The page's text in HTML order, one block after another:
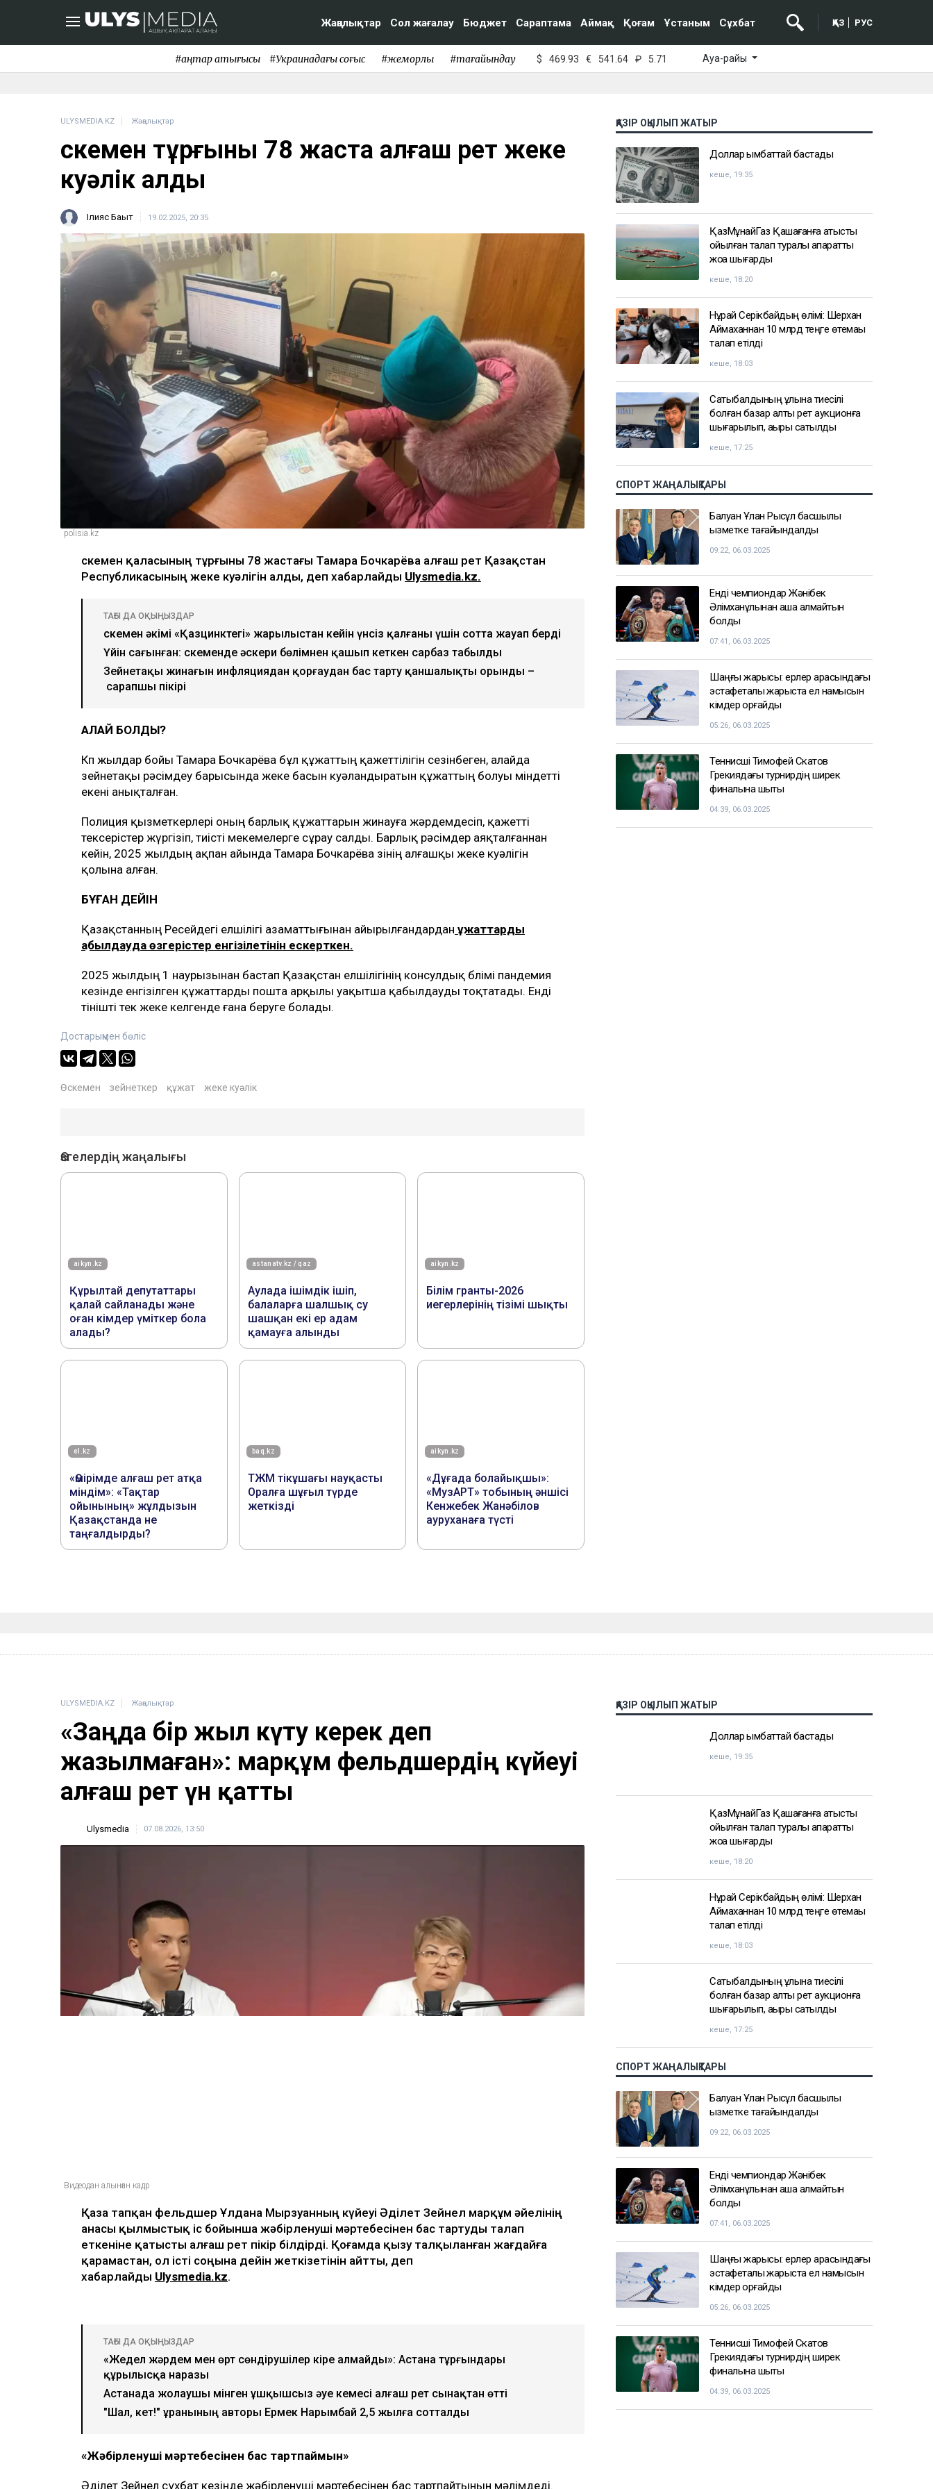
Жаңалықтар Сол жағалау Бюджет Сараптама Аймақ Қоғам Ұстаным Сұхбат ҚАЗ РУС
#қаңтар қақтығысы #Украинадағы соғыс #жемқорлық #тағайындау $ 469.93 € 541.64 ₽ 5.71 Ауа-райы
ULYSMEDIA.KZ Жаңалықтар
Өскемен тұрғыны 78 жаста алғаш рет жеке
куәлік алды
Ілияс Бақыт 19.02.2025, 20:35
polisia.kz
Өскемен қаласының тұрғыны 78 жастағы Тамара Бочкарёва алғаш рет Қазақстан
Республикасының жеке куәлігін алды, деп хабарлайды Ulysmedia.kz.
ТАҒЫ ДА ОҚЫҢЫЗДАР
Өскемен әкімі «Қазцинктегі» жарылыстан кейін үнсіз қалғаны үшін сотта жауап берді
Үйін сағынған: Өскеменде әскери бөлімнен қашып кеткен сарбаз табылды
Зейнетақы жинағын инфляциядан қорғаудан бас тарту қаншалықты орынды –
сарапшы пікірі
ҚАЛАЙ БОЛДЫ?
Көп жылдар бойы Тамара Бочкарёва бұл құжаттың қажеттілігін сезінбеген, алайда
зейнетақы рәсімдеу барысында жеке басын куәландыратын құжаттың болуы міндетті
екені анықталған.
Полиция қызметкерлері оның барлық құжаттарын жинауға жәрдемдесіп, қажетті
тексерістер жүргізіп, тиісті мекемелерге сұрау салды. Барлық рәсімдер аяқталғаннан
кейін, 2025 жылдың ақпан айында Тамара Бочкарёва өзінің алғашқы жеке куәлігін
қолына алған.
БҰҒАН ДЕЙІН
Қазақстанның Ресейдегі елшілігі азаматтығынан айырылғандардан құжаттарды
қабылдауда өзгерістер енгізілетінін ескерткен.
2025 жылдың 1 наурызынан бастап Қазақстан елшілігінің консулдық бөлімі пандемия
кезінде енгізілген құжаттарды пошта арқылы уақытша қабылдауды тоқтатады. Енді
өтінішті тек жеке келгенде ғана беруге болады.
Достарыңмен бөліс
Өскемен зейнеткер құжат жеке куәлік
ҚАЗІР ОҚЫЛЫП ЖАТЫР
Доллар қымбаттай бастады
кеше, 19:35
ҚазМұнайГаз Қашағанға қатысты
қойылған талап туралы ақпаратты
жоққа шығарды
кеше, 18:20
Нұрай Серікбайдың өлімі: Шерхан
Аймаханнан 10 млрд теңге өтемақы
талап етілді
кеше, 18:03
Сатыбалдының ұлына тиесілі
болған базар алты рет аукционға
шығарылып, ақыры сатылды
кеше, 17:25
СПОРТ ЖАҢАЛЫҚТАРЫ
Балуан Ұлан Рысқұл басшылық
қызметке тағайындалды
09:22, 06.03.2025
Енді чемпиондар Жәнібек
Әлімханұлынан қаша алмайтын
болды
07:41, 06.03.2025
Шаңғы жарысы: ерлер арасындағы
эстафеталық жарыста ел намысын
кімдер қорғайды
05:26, 06.03.2025
Теннисші Тимофей Скатов
Грекиядағы турнирдің ширек
финалына шықты
04:39, 06.03.2025
ULYSMEDIA.KZ Жаңалықтар
«Заңда бір жыл күту керек деп
жазылмаған»: марқұм фельдшердің күйеуі
алғаш рет үн қатты
Ulysmedia 07.08.2026, 13:50
Видеодан алынған кадр
Қаза тапқан фельдшер Ұлдана Мырзуанның күйеуі Әділет Зейнел марқұм әйелінің
анасы қылмыстық іс бойынша жәбірленуші мәртебесінен бас тартуды талап
еткеніне қатысты алғаш рет пікір білдірді. Қоғамда қызу талқыланған жағдайға
қарамастан, ол істі соңына дейін жеткізетінін айтты, деп
хабарлайды Ulysmedia.kz.
ТАҒЫ ДА ОҚЫҢЫЗДАР
«Жедел жәрдем мен өрт сөндірушілер кіре алмайды»: Астана тұрғындары
құрылысқа наразы
Астанада жолаушы мінген ұшқышсыз әуе кемесі алғаш рет сынақтан өтті
"Шал, кет!" ұранының авторы Ермек Нарымбай 2,5 жылға сотталды
«Жәбірленуші мәртебесінен бас тартпаймын»
Әділет Зейнел сұхбат кезінде жәбірленуші мәртебесінен бас тартпайтынын мәлімдеді.
ҚАЗІР ОҚЫЛЫП ЖАТЫР
Доллар қымбаттай бастады
кеше, 19:35
ҚазМұнайГаз Қашағанға қатысты
қойылған талап туралы ақпаратты
жоққа шығарды
кеше, 18:20
Нұрай Серікбайдың өлімі: Шерхан
Аймаханнан 10 млрд теңге өтемақы
талап етілді
кеше, 18:03
Сатыбалдының ұлына тиесілі
болған базар алты рет аукционға
шығарылып, ақыры сатылды
кеше, 17:25
СПОРТ ЖАҢАЛЫҚТАРЫ
Балуан Ұлан Рысқұл басшылық
қызметке тағайындалды
09:22, 06.03.2025
Енді чемпиондар Жәнібек
Әлімханұлынан қаша алмайтын
болды
07:41, 06.03.2025
Шаңғы жарысы: ерлер арасындағы
эстафеталық жарыста ел намысын
кімдер қорғайды
05:26, 06.03.2025
Теннисші Тимофей Скатов
Грекиядағы турнирдің ширек
финалына шықты
04:39, 06.03.2025